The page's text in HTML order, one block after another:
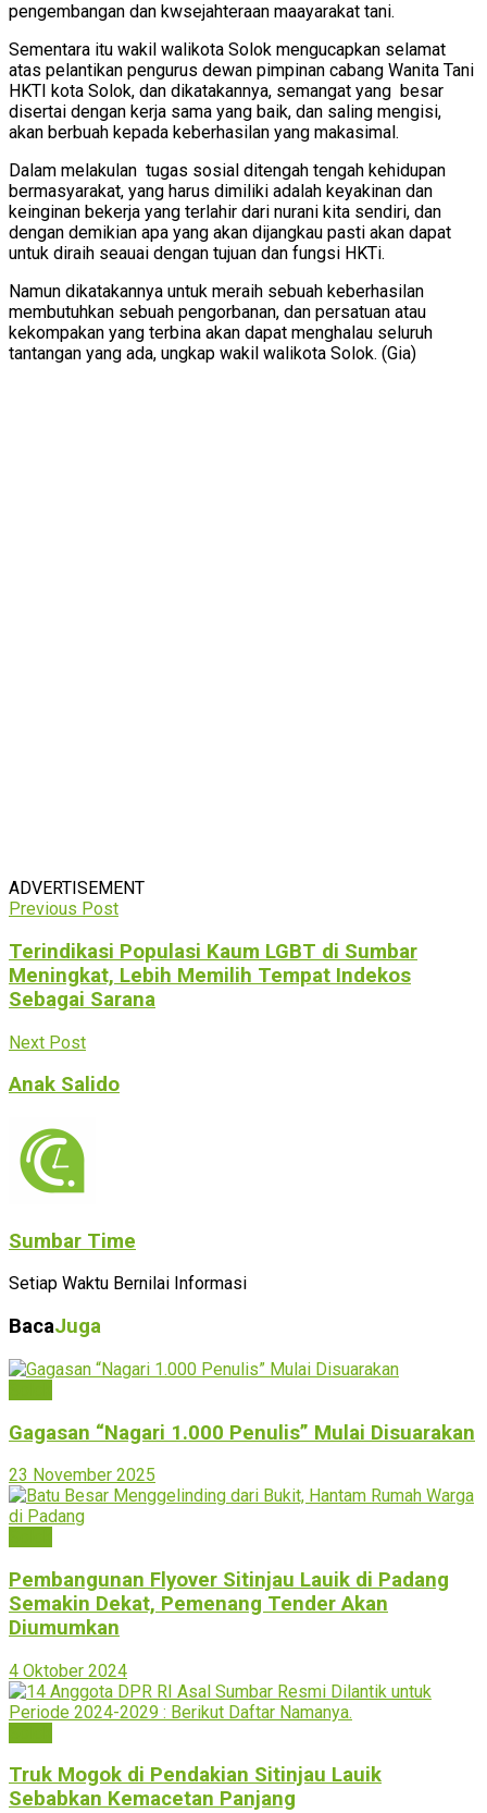
pengembangan dan kwsejahteraan maayarakat tani.
Sementara itu wakil walikota Solok mengucapkan selamat
atas pelantikan pengurus dewan pimpinan cabang Wanita Tani
HKTI kota Solok, dan dikatakannya, semangat yang besar
disertai dengan kerja sama yang baik, dan saling mengisi,
akan berbuah kepada keberhasilan yang makasimal.
Dalam melakulan tugas sosial ditengah tengah kehidupan
bermasyarakat, yang harus dimiliki adalah keyakinan dan
keinginan bekerja yang terlahir dari nurani kita sendiri, dan
dengan demikian apa yang akan dijangkau pasti akan dapat
untuk diraih seauai dengan tujuan dan fungsi HKTi.
Namun dikatakannya untuk meraih sebuah keberhasilan
membutuhkan sebuah pengorbanan, dan persatuan atau
kekompakan yang terbina akan dapat menghalau seluruh
tantangan yang ada, ungkap wakil walikota Solok. (Gia)
ADVERTISEMENT
Previous Post
Terindikasi Populasi Kaum LGBT di Sumbar
Meningkat, Lebih Memilih Tempat Indekos
Sebagai Sarana
Next Post
Anak Salido
Sumbar Time
Setiap Waktu Bernilai Informasi
BacaJuga
Gagasan “Nagari 1.000 Penulis” Mulai Disuarakan
23 November 2025
Pembangunan Flyover Sitinjau Lauik di Padang
Semakin Dekat, Pemenang Tender Akan
Diumumkan
4 Oktober 2024
Truk Mogok di Pendakian Sitinjau Lauik
Sebabkan Kemacetan Panjang